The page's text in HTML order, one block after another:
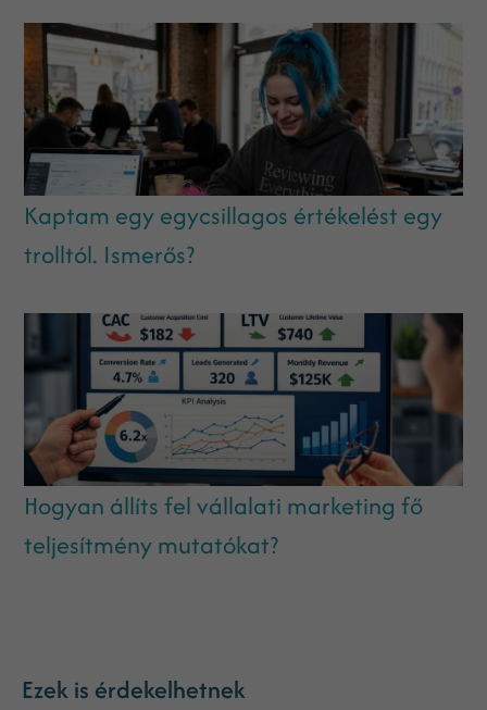
Kaptam egy egycsillagos értékelést egy
trolltól. Ismerős?
Hogyan állíts fel vállalati marketing fő
teljesítmény mutatókat?
Ezek is érdekelhetnek